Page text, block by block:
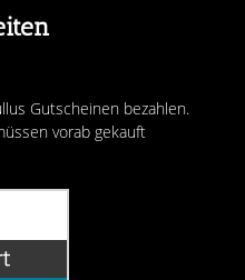
Gutscheinen bezahlen.
vorab gekauft